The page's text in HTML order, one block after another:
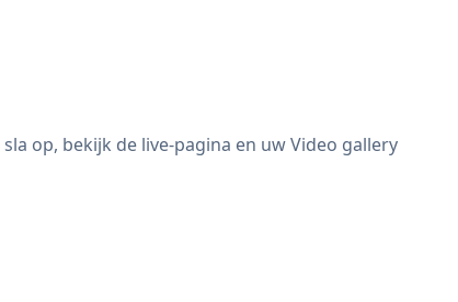
op, bekijk de live-pagina en uw Video gallery